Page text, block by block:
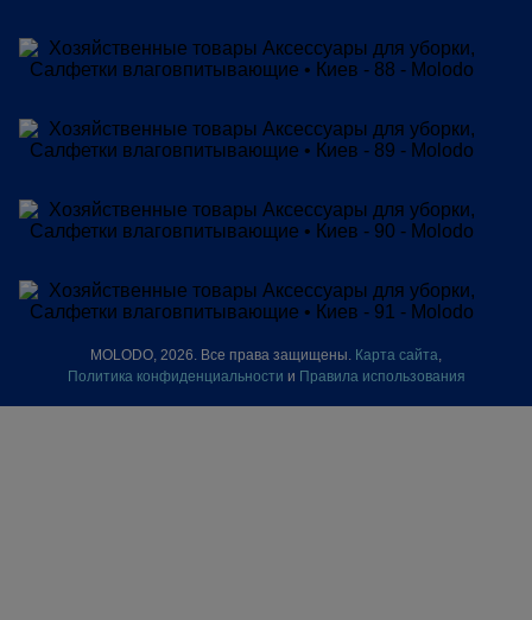
MOLODO, 2026. Все права защищены. Карта сайта,
Политика конфиденциальности и Правила использования